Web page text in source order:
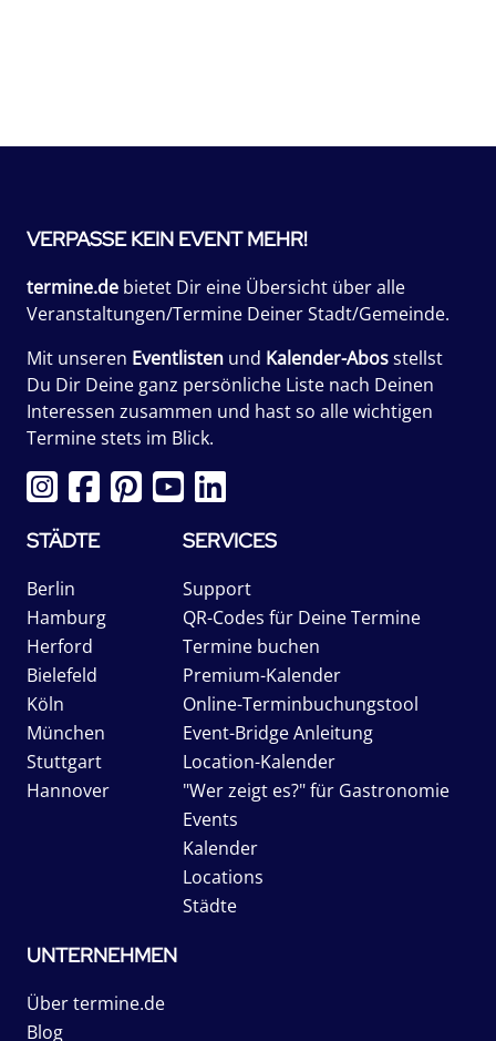
VERPASSE KEIN EVENT MEHR!
termine.de bietet Dir eine Übersicht über alle
Veranstaltungen/Termine Deiner Stadt/Gemeinde.
Mit unseren Eventlisten und Kalender-Abosstellst
Du Dir Deine ganz persönliche Liste nach Deinen
Interessen zusammen und hast so alle wichtigen
Termine stets im Blick.
STÄDTE
Berlin
Hamburg
Herford
Bielefeld
Köln
München
Stuttgart
Hannover
SERVICES
Support
QR-Codes für Deine Termine
Termine buchen
Premium-Kalender
Online-Terminbuchungstool
Event-Bridge Anleitung
Location-Kalender
"Wer zeigt es?" für Gastronomie
Events
Kalender
Locations
Städte
UNTERNEHMEN
Über termine.de
Blog